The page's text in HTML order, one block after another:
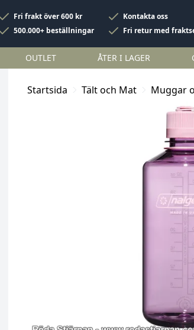
Fri frakt över 600 kr
Kontakta oss
500.000+ beställningar Fri retur med
OUTLET ÅTER I LAGER
Startsida Tält och Mat Muggar